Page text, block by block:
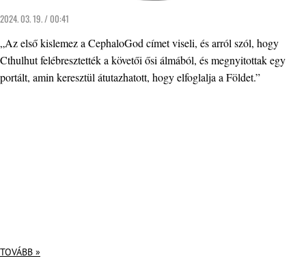
2024. 03. 19. / 00:41
„Az első kislemez a CephaloGod címet viseli, és arról szól, hogy
Cthulhut felébresztették a követői ősi álmából, és megnyitottak egy
portált, amin keresztül átutazhatott, hogy elfoglalja a Földet.”
TOVÁBB »